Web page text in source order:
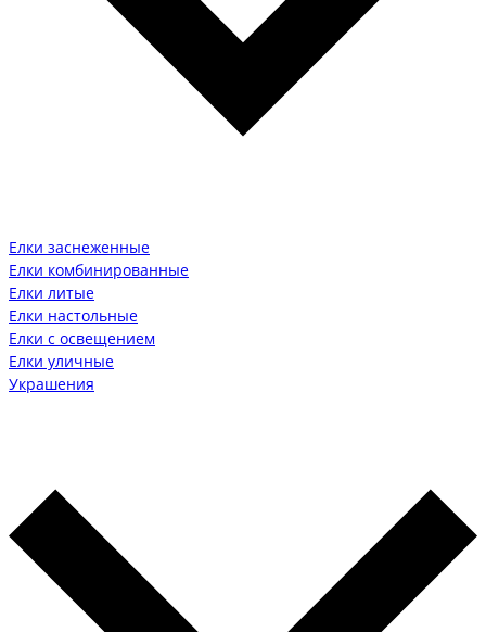
Елки заснеженные
Елки комбинированные
Елки литые
Елки настольные
Елки с освещением
Елки уличные
Украшения